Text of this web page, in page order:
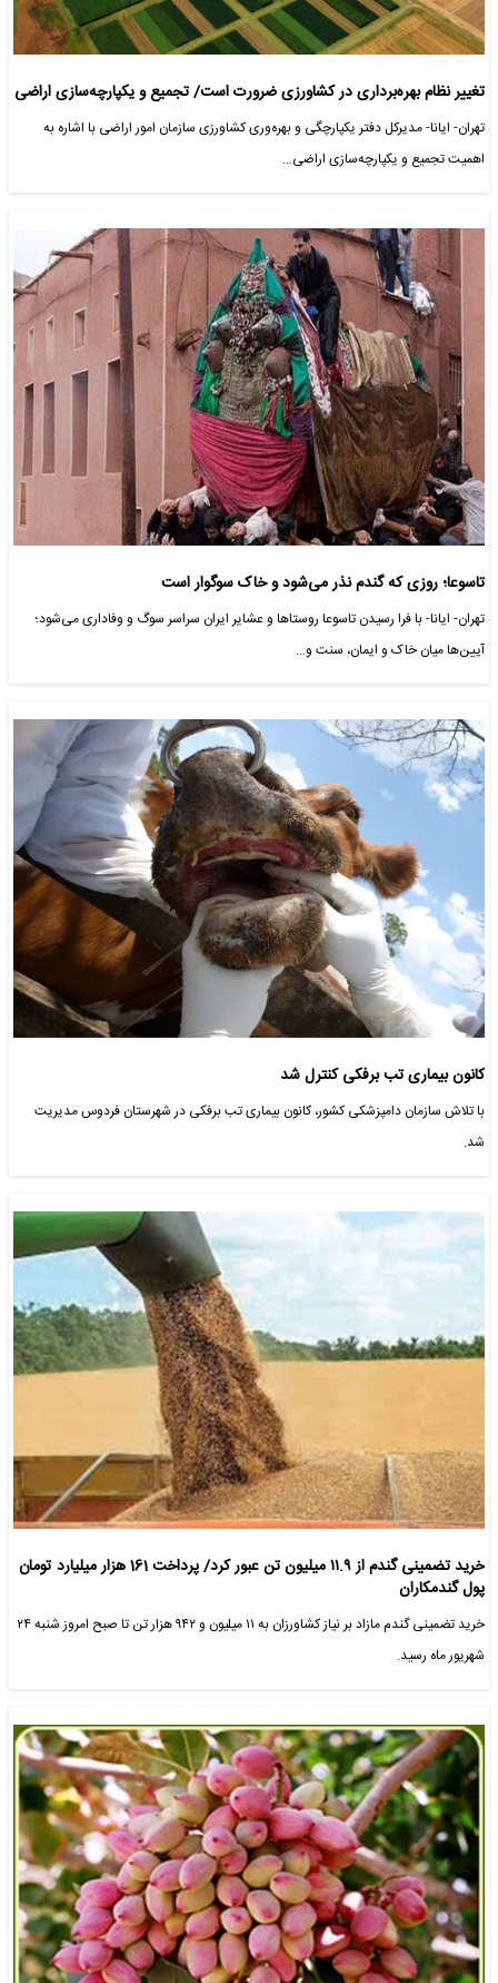
تغییر نظام بهره‌برداری در کشاورزی ضرورت است/ تجمیع و یکپارچه‌سازی اراضی
تهران- ایانا- مدیرکل دفتر یکپارچگی و بهره‌وری کشاورزی سازمان امور اراضی با اشاره به
اهمیت تجمیع و یکپارچه‌سازی اراضی…
تاسوعا؛ روزی که گندم نذر می‌شود و خاک سوگوار است
تهران- ایانا- با فرا رسیدن تاسوعا روستاها و عشایر ایران سراسر سوگ و وفاداری می‌شود؛
آیین‌ها میان خاک و ایمان، سنت و…
کانون بیماری تب برفکی کنترل شد
با تلاش سازمان دامپزشکی کشور، کانون بیماری تب برفکی در شهرستان فردوس مدیریت
شد.
خرید تضمینی گندم از ۱۱.۹ میلیون تن عبور کرد/ پرداخت 161 هزار میلیارد تومان
پول گندمکاران
خرید تضمینی گندم مازاد بر نیاز کشاورزان به ۱۱ میلیون و ۹۴۲ هزار تن تا صبح امروز شنبه ۲۴
شهریور ماه رسید.